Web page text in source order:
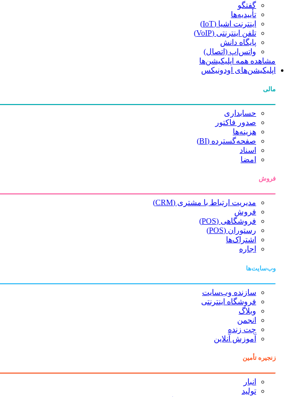
گفتگو
تأییدیه‌ها
اینترنت اشیا (IoT)
تلفن اینترنتی (VoIP)
پایگاه دانش
واتس‌اپ (اتصال)
مشاهده همه اپلیکیشن‌ها
اپلیکیشن‌های اودونیکس
مالی
حسابداری
صدور فاکتور
هزینه‌ها
صفحه‌گسترده (BI)
اسناد
امضا
فروش
مدیریت ارتباط با مشتری (CRM)
فروش
فروشگاهی (POS)
رستوران (POS)
اشتراک‌ها
اجاره
وب‌سایت‌ها
سازنده وب‌سایت
فروشگاه اینترنتی
وبلاگ
انجمن
چت زنده
آموزش آنلاین
زنجیره تأمین
انبار
تولید